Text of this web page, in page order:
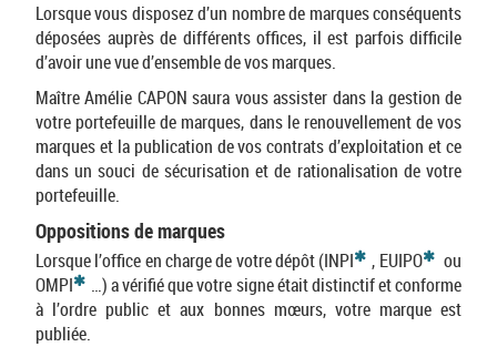
Lorsque vous disposez d’un nombre de marques conséquents
déposées auprès de différents offices, il est parfois difficile
d’avoir une vue d’ensemble de vos marques.
Maître Amélie CAPON saura vous assister dans la gestion de
votre portefeuille de marques, dans le renouvellement de vos
marques et la publication de vos contrats d’exploitation et ce
dans un souci de sécurisation et de rationalisation de votre
portefeuille.
Oppositions de marques
Lorsque l’office en charge de votre dépôt (INPI , EUIPO * ou
OMPI
…) a vérifié que votre signe était distinctif et conforme
à l’ordre public et aux bonnes mœurs, votre marque est
publiée.